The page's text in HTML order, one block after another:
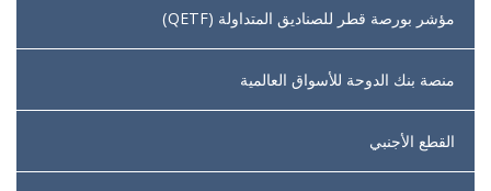
مؤشر بورصة قطر للصناديق المتداولة (QETF)
منصة بنك الدوحة للأسواق العالمية
القطع الأجنبي